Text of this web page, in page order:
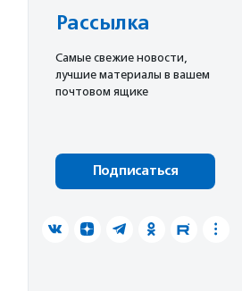
Рассылка
Cамые свежие новости,
лучшие материалы в вашем
почтовом ящике
Подписаться